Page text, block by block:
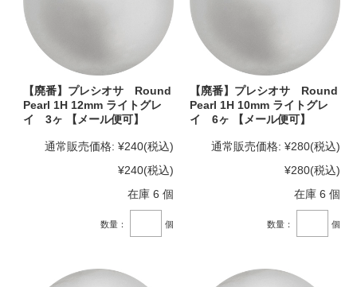
【廃番】プレシオサ Round
Pearl 1H 12mm ライトグレ
イ 3ヶ 【メール便可】
通常販売価格: ¥240(税込)
¥240(税込)
在庫 6 個
数量： 個
【廃番】プレシオサ Round
Pearl 1H 10mm ライトグレ
イ 6ヶ 【メール便可】
通常販売価格: ¥280(税込)
¥280(税込)
在庫 6 個
数量： 個